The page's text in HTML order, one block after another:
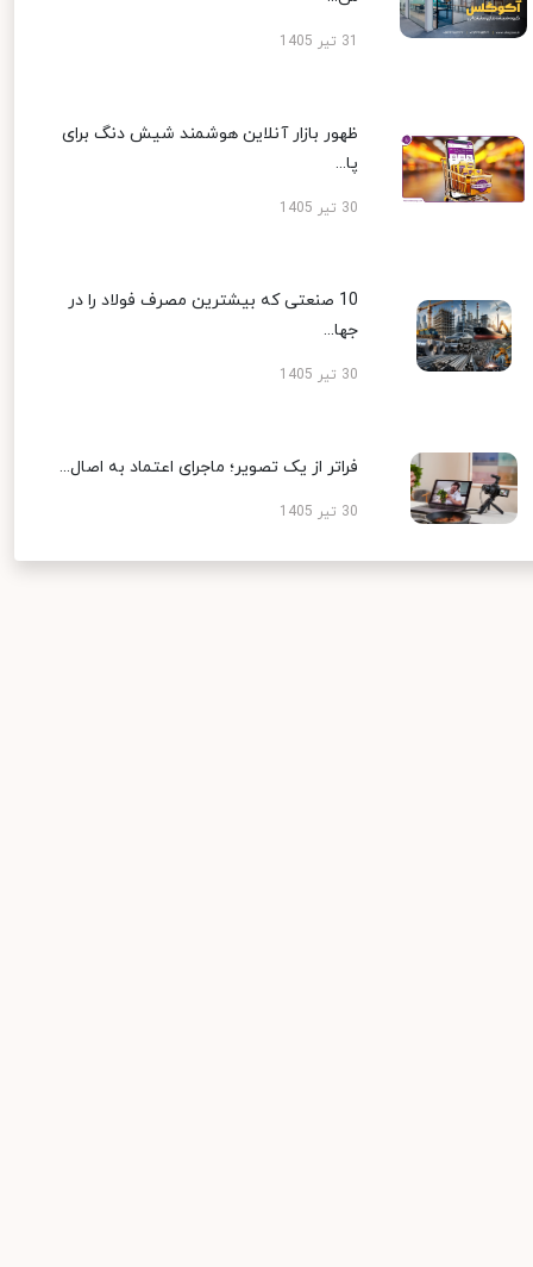
ظهور بازار آنلاین هوشمند شیش دنگ برای
پا...
30 تیر 1405
10 صنعتی که بیشترین مصرف فولاد را در
جها...
30 تیر 1405
فراتر از یک تصویر؛ ماجرای اعتماد به اصال...
30 تیر 1405